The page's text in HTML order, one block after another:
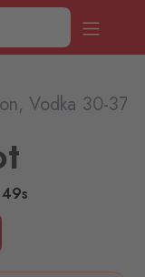
Vodka 30-
49s